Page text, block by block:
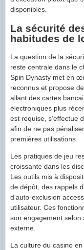
disponibles.
La sécurité
habitudes de
La question de la
reste centrale dans le
Spin Dynasty met en
reconnus et propose
allant des cartes
électroniques plus
est requise, s’effectue
afin de ne pas
premières utilisations.
Les pratiques de jeu
croissante dans les
Les outils mis à
de dépôt, des rappels
d’auto-exclusion
utilisateur. Ces
son engagement selon
externe.
La culture du casino